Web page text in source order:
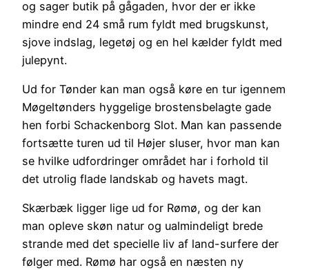
og sager butik på gågaden, hvor der er ikke
mindre end 24 små rum fyldt med brugskunst,
sjove indslag, legetøj og en hel kælder fyldt med
julepynt.
Ud for Tønder kan man også køre en tur igennem
Møgeltønders hyggelige brostensbelagte gade
hen forbi Schackenborg Slot. Man kan passende
fortsætte turen ud til Højer sluser, hvor man kan
se hvilke udfordringer området har i forhold til
det utrolig flade landskab og havets magt.
Skærbæk ligger lige ud for Rømø, og der kan
man opleve skøn natur og ualmindeligt brede
strande med det specielle liv af land-surfere der
følger med. Rømø har også en næsten ny